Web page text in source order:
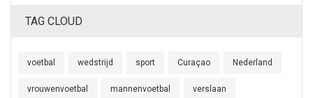
TAG CLOUD
voetbal wedstrijd sport Curaçao Nederland
vrouwenvoetbal mannenvoetbal verslaan